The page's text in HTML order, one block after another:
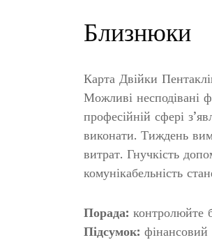
Близнюки
Карта Двійки
Можливі несподівані
професійній сфері
виконати. Тиждень
витрат. Гнучкість
комунікабельність
Порада: контролюйте
Підсумок: фінансовий